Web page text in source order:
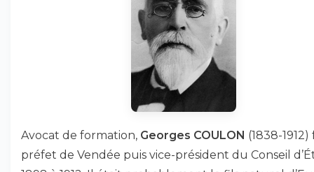
Avocat de formation, Georges COULON (1838-
préfet de Vendée puis vice-président du Conseil